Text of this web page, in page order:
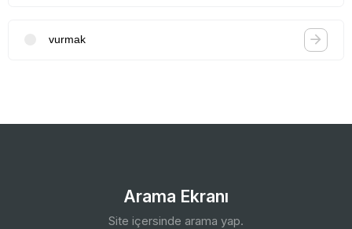
vurmak
Arama Ekranı
Site içersinde arama yap.